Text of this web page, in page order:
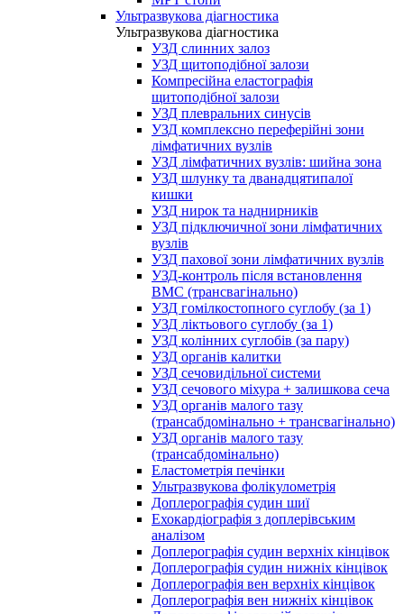
Ультразвукова діагностика
Ультразвукова діагностика
УЗД слинних залоз
УЗД щитоподібної залози
Компресійна еластографія
щитоподібної залози
УЗД плевральних синусів
УЗД комплексно переферійні зони
лімфатичних вузлів
УЗД лімфатичних вузлів: шийна зона
УЗД шлунку та дванадцятипалої
кишки
УЗД нирок та наднирників
УЗД підключичної зони лімфатичних
вузлів
УЗД пахової зони лімфатичних вузлів
УЗД-контроль після встановлення
ВМС (трансвагінально)
УЗД гомілкостопного суглобу (за 1)
УЗД ліктьового суглобу (за 1)
УЗД колінних суглобів (за пару)
УЗД органів калитки
УЗД сечовидільної системи
УЗД сечового міхура + залишкова сеча
УЗД органів малого тазу
(трансабдомінально + трансвагінально)
УЗД органів малого тазу
(трансабдомінально)
Еластометрія печінки
Ультразвукова фолікулометрія
Доплерографія судин шиї
Ехокардіографія з доплерівським
аналізом
Доплерографія судин верхніх кінцівок
Доплерографія судин нижніх кінцівок
Доплерографія вен верхніх кінцівок
Доплерографія вен нижніх кінцівок